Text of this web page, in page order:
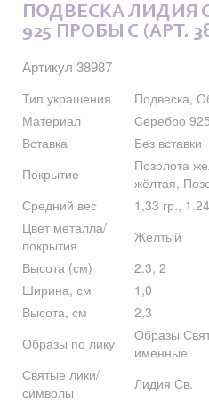
ПОДВЕСКА ЛИДИЯ
925 ПРОБЫ С (АРТ.
Артикул 38987
Тип украшения
Подвеска,
Материал
Серебро 925
Вставка
Без вставки
Покрытие
Позолота
жёлтая,
Средний вес
1,33 гр.,
Цвет металла/
покрытия
Желтый
Высота (см)
2.3, 2
Ширина, см
1,0
Высота, см
2,3
Образы по лику
Образы
именные
Святые лики/
символы
Лидия Св.